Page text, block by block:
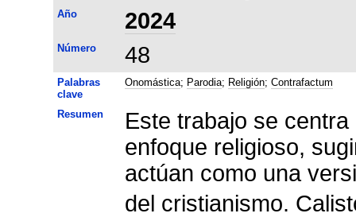
Año 2024
Número 48
Palabras
clave
Onomástica; Parodia; Religión; Contrafactum
Resumen
Este trabajo se
enfoque religioso,
actúan como una
del cristianismo.